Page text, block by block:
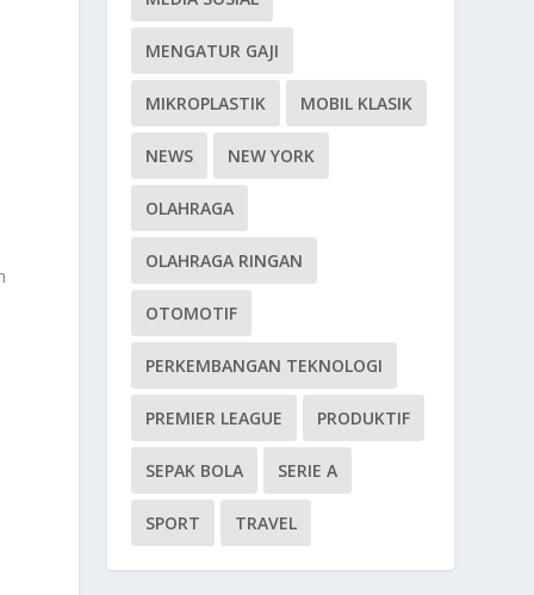
MENGATUR GAJI
MIKROPLASTIK MOBIL KLASIK
NEWS NEW YORK
OLAHRAGA
OLAHRAGA RINGAN
OTOMOTIF
PERKEMBANGAN TEKNOLOGI
PREMIER LEAGUE PRODUKTIF
SEPAK BOLA SERIE A
SPORT TRAVEL